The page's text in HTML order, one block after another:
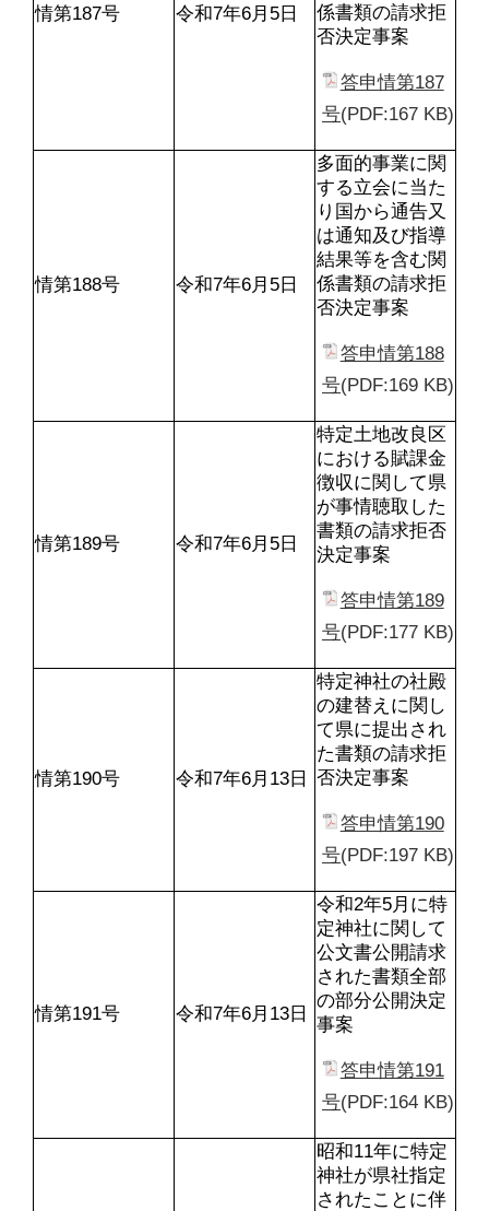
情第187号 令和7年6月5日
係書類の請求拒
否決定事案
答申情第187
号(PDF:167 KB)
情第188号 令和7年6月5日
多面的事業に関
する立会に当た
り国から通告又
は通知及び指導
結果等を含む関
係書類の請求拒
否決定事案
答申情第188
号(PDF:169 KB)
情第189号 令和7年6月5日
特定土地改良区
における賦課金
徴収に関して県
が事情聴取した
書類の請求拒否
決定事案
答申情第189
号(PDF:177 KB)
情第190号 令和7年6月13日
特定神社の社殿
の建替えに関し
て県に提出され
た書類の請求拒
否決定事案
答申情第190
号(PDF:197 KB)
情第191号 令和7年6月13日
令和2年5月に特
定神社に関して
公文書公開請求
された書類全部
の部分公開決定
事案
答申情第191
号(PDF:164 KB)
昭和11年に特定
神社が県社指定
されたことに伴